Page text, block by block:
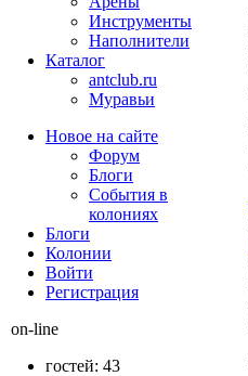
Инструменты
Наполнители
Каталог
antclub.ru
Муравьи
Новое на сайте
Форум
Блоги
События в
колониях
Блоги
Колонии
Войти
Peгиcтpaция
on-line
гостей: 43